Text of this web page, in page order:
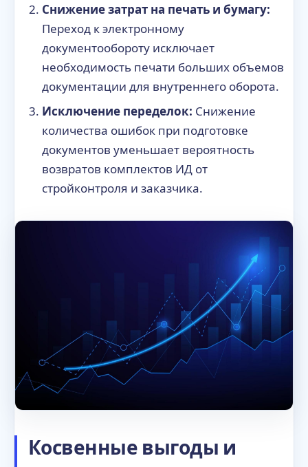
Снижение затрат на печать и бумагу:
Переход к электронному
документообороту исключает
необходимость печати больших объемов
документации для внутреннего оборота.
Исключение переделок: Снижение
количества ошибок при подготовке
документов уменьшает вероятность
возвратов комплектов ИД от
стройконтроля и заказчика.
Косвенные выгоды и